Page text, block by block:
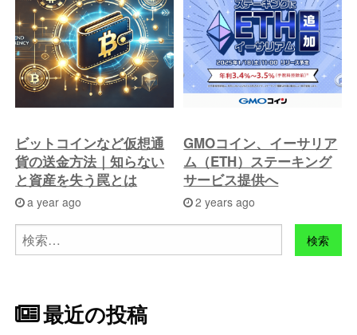
ビットコインなど仮想通
貨の送金方法｜知らない
と資産を失う罠とは
a year ago
GMOコイン、イーサリア
ム（ETH）ステーキング
サービス提供へ
2 years ago
検
索:
最近の投稿